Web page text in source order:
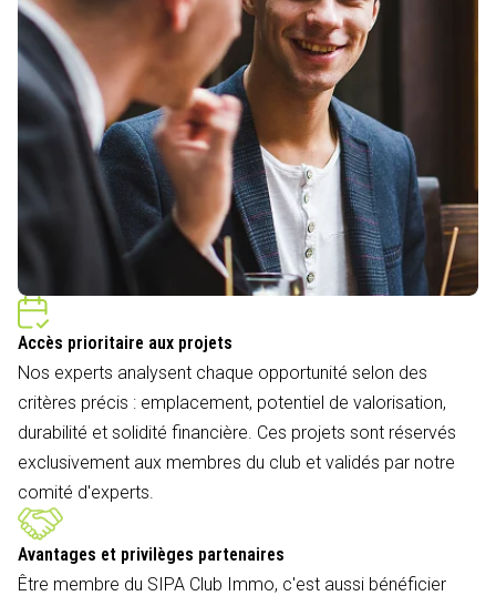
Accès prioritaire aux projets
Nos experts analysent chaque opportunité selon des
critères précis : emplacement, potentiel de valorisation,
durabilité et solidité financière. Ces projets sont réservés
exclusivement aux membres du club et validés par notre
comité d'experts.
Avantages et privilèges partenaires
Être membre du SIPA Club Immo, c'est aussi bénéficier